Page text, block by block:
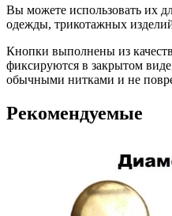
Вы можете использовать их
одежды, трикотажных
Кнопки выполнены из
фиксируются в закрытом
обычными нитками и не
Рекомендуемые